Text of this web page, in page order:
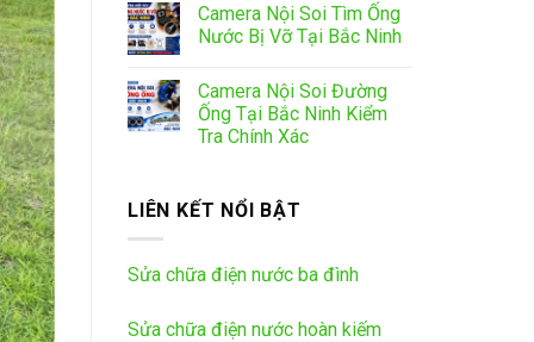
Camera Nội Soi Tìm Ống
Nước Bị Vỡ Tại Bắc Ninh
Camera Nội Soi Đường
Ống Tại Bắc Ninh Kiểm
Tra Chính Xác
LIÊN KẾT NỔI BẬT
Sửa chữa điện nước ba đình
Sửa chữa điện nước hoàn kiếm